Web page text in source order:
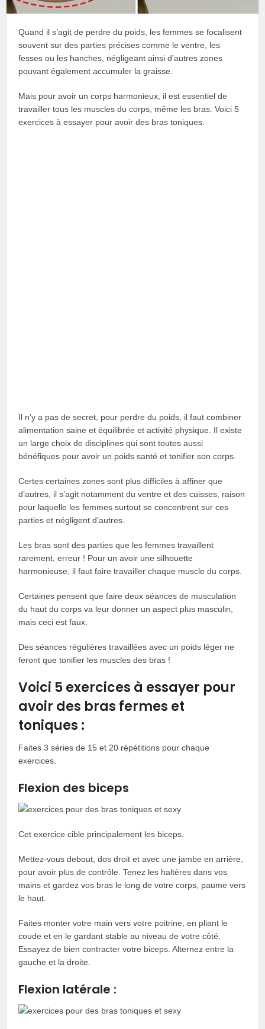
Quand il s’agit de perdre du poids, les femmes se focalisent
souvent sur des parties précises comme le ventre, les
fesses ou les hanches, négligeant ainsi d’autres zones
pouvant également accumuler la graisse.
Mais pour avoir un corps harmonieux, il est essentiel de
travailler tous les muscles du corps, même les bras. Voici 5
exercices à essayer pour avoir des bras toniques.
Il n’y a pas de secret, pour perdre du poids, il faut combiner
alimentation saine et équilibrée et activité physique. Il existe
un large choix de disciplines qui sont toutes aussi
bénéfiques pour avoir un poids santé et tonifier son corps.
Certes certaines zones sont plus difficiles à affiner que
d’autres, il s’agit notamment du ventre et des cuisses, raison
pour laquelle les femmes surtout se concentrent sur ces
parties et négligent d’autres.
Les bras sont des parties que les femmes travaillent
rarement, erreur ! Pour un avoir une silhouette
harmonieuse, il faut faire travailler chaque muscle du corps.
Certaines pensent que faire deux séances de musculation
du haut du corps va leur donner un aspect plus masculin,
mais ceci est faux.
Des séances régulières travaillées avec un poids léger ne
feront que tonifier les muscles des bras !
Voici 5 exercices à essayer pour
avoir des bras fermes et
toniques :
Faites 3 séries de 15 et 20 répétitions pour chaque
exercices.
Flexion des biceps
Cet exercice cible principalement les biceps.
Mettez-vous debout, dos droit et avec une jambe en arrière,
pour avoir plus de contrôle. Tenez les haltères dans vos
mains et gardez vos bras le long de votre corps, paume vers
le haut.
Faites monter votre main vers votre poitrine, en pliant le
coude et en le gardant stable au niveau de votre côté.
Essayez de bien contracter votre biceps. Alternez entre la
gauche et la droite.
Flexion latérale :